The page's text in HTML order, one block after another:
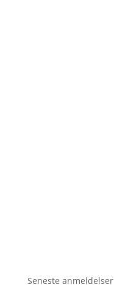
Seneste anmeldelser